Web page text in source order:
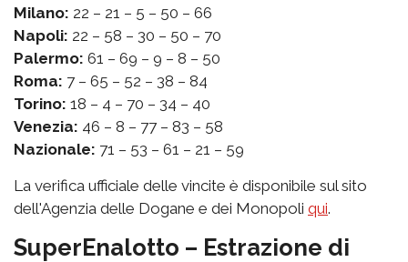
Milano: 22 – 21 – 5 – 50 – 66
Napoli: 22 – 58 – 30 – 50 – 70
Palermo: 61 – 69 – 9 – 8 – 50
Roma: 7 – 65 – 52 – 38 – 84
Torino: 18 – 4 – 70 – 34 – 40
Venezia: 46 – 8 – 77 – 83 – 58
Nazionale: 71 – 53 – 61 – 21 – 59
La verifica ufficiale delle vincite è disponibile sul sito
dell'Agenzia delle Dogane e dei Monopoli qui.
SuperEnalotto – Estrazione di